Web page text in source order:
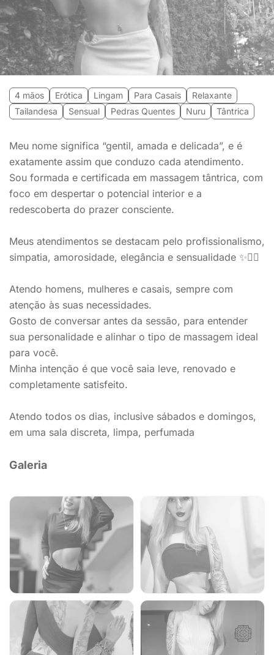
4 mãos Erótica Lingam Para Casais
Relaxante
Tailandesa
Sensual Pedras Quentes Nuru Tântrica
Meu nome significa “gentil, amada e delicada”, e é
exatamente assim que conduzo cada atendimento.
Sou formada e certificada em massagem tântrica, com
foco em despertar o potencial interior e a
redescoberta do prazer consciente.
Meus atendimentos se destacam pelo profissionalismo,
simpatia, amorosidade, elegância e sensualidade ✨❤️‍🔥
Atendo homens, mulheres e casais, sempre com
atenção às suas necessidades.
Gosto de conversar antes da sessão, para entender
sua personalidade e alinhar o tipo de massagem ideal
para você.
Minha intenção é que você saia leve, renovado e
completamente satisfeito.
Atendo todos os dias, inclusive sábados e domingos,
em uma sala discreta, limpa, perfumada
Galeria